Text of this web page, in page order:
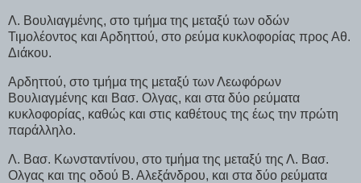
Λ. Βουλιαγμένης, στο τμήμα της μεταξύ των οδών
Τιμολέοντος και Αρδηττού, στο ρεύμα κυκλοφορίας προς Αθ.
Διάκου.
Αρδηττού, στο τμήμα της μεταξύ των Λεωφόρων
Βουλιαγμένης και Βασ. Ολγας, και στα δύο ρεύματα
κυκλοφορίας, καθώς και στις καθέτους της έως την πρώτη
παράλληλο.
Λ. Βασ. Κωνσταντίνου, στο τμήμα της μεταξύ της Λ. Βασ.
Ολγας και της οδού Β. Αλεξάνδρου, και στα δύο ρεύματα